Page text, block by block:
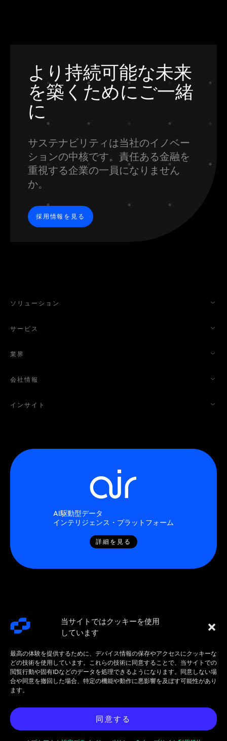
当サイトではクッキーを使用
しています
最高の体験を提供するために、デバイス情報の保存やアクセスにクッキーな
どの技術を使用しています。これらの技術に同意することで、当サイトでの
閲覧行動や固有IDなどのデータを処理できるようになります。同意しない場
合や同意を撤回した場合、特定の機能や動作に悪影響を及ぼす可能性があり
ます。
同意する
より持続可能な未来
を築くためにご一緒
に
サステナビリティは当社のイノベー
ションの中核です。責任ある金融を
重視する企業の一員になりません
か。
採用情報を見る
ソリューション
サービス
業界
会社情報
インサイト
AI駆動型データ
インテリジェンス・プラットフォーム
詳細を見る
SMARTSTREAM
利用規約 /
契約 /
ンターナショナル デリバティブ
エクスポ (IDX) でお会いしましょ
してくださ